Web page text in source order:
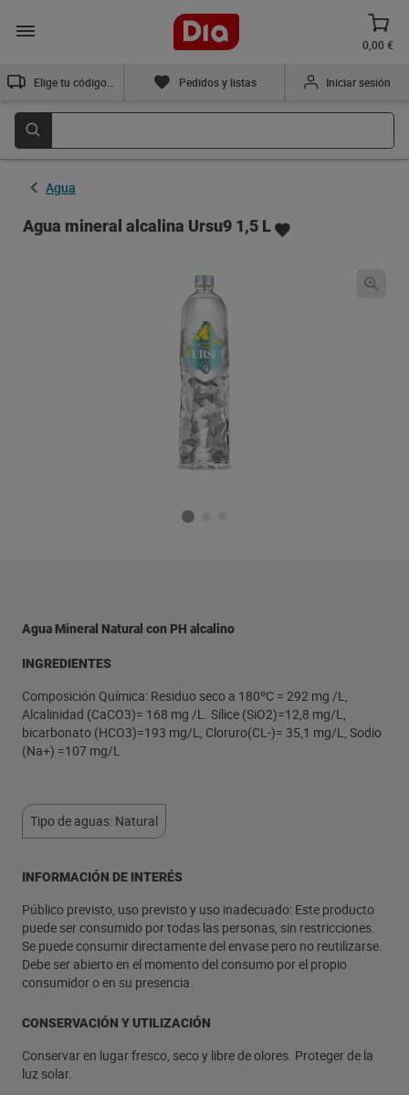
0,00 €
Pedidos y listas Iniciar sesión
Agua
Agua mineral alcalina Ursu9 1,5 L
Agua Mineral Natural con PH alcalino
INGREDIENTES
Composición Química: Residuo seco a 180ºC = 292 mg /L,
Alcalinidad (CaCO3)= 168 mg /L. Sílice (SiO2)=12,8 mg/L,
bicarbonato (HCO3)=193 mg/L, Cloruro(CL-)= 35,1 mg/L, Sodio
(Na+) =107 mg/L
Tipo de aguas: Natural
INFORMACIÓN DE INTERÉS
Público previsto, uso previsto y uso inadecuado: Este producto
puede ser consumido por todas las personas, sin restricciones.
Se puede consumir directamente del envase pero no reutilizarse.
Debe ser abierto en el momento del consumo por el propio
consumidor o en su presencia.
CONSERVACIÓN Y UTILIZACIÓN
Conservar en lugar fresco, seco y libre de olores. Proteger de la
luz solar.